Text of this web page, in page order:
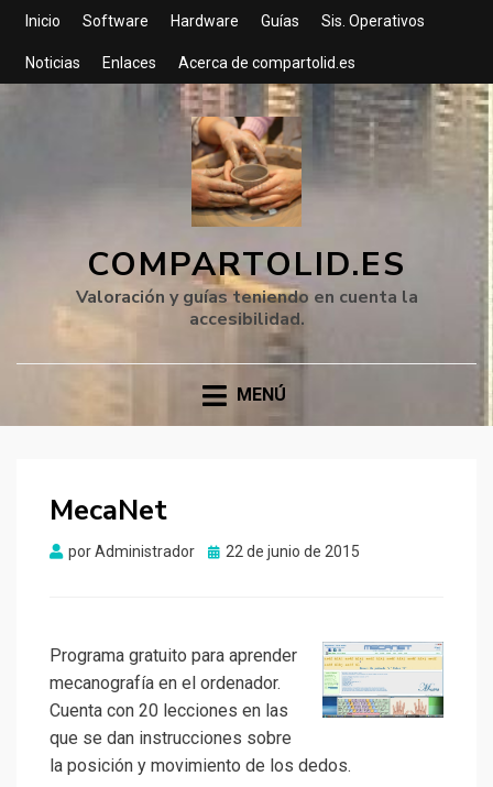
Inicio Software Hardware Guías Sis. Operativos
Noticias Enlaces Acerca de compartolid.es
COMPARTOLID.ES
Valoración y guías teniendo en cuenta la
accesibilidad.
MENÚ
MecaNet
porAdministrador
Publicado
22 de junio de 2015
Programa gratuito para aprender
mecanografía en el ordenador.
Cuenta con 20 lecciones en las
que se dan instrucciones sobre
la posición y movimiento de los dedos.